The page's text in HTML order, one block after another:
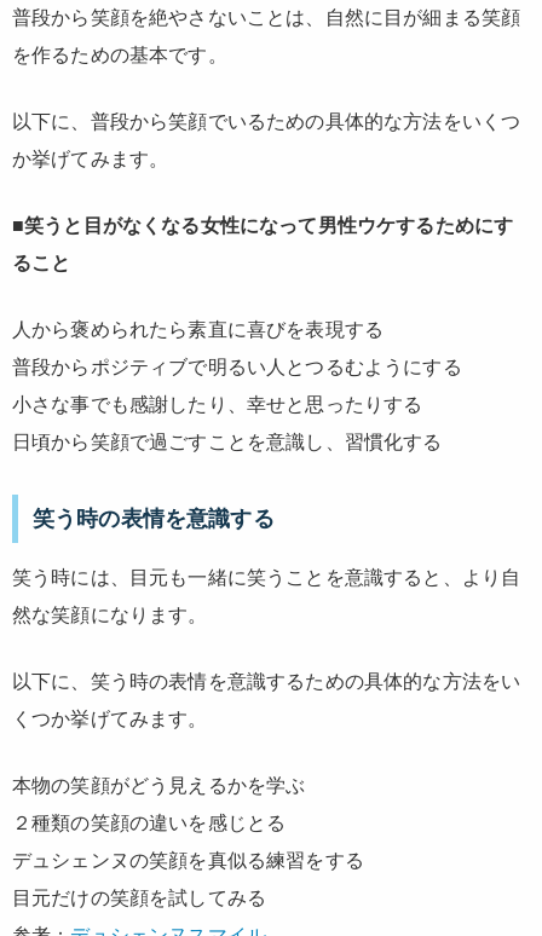
普段から笑顔を絶やさないことは、自然に目が細まる笑顔
を作るための基本です。
以下に、普段から笑顔でいるための具体的な方法をいくつ
か挙げてみます。
■笑うと目がなくなる女性になって男性ウケするためにす
ること
人から褒められたら素直に喜びを表現する
普段からポジティブで明るい人とつるむようにする
小さな事でも感謝したり、幸せと思ったりする
日頃から笑顔で過ごすことを意識し、習慣化する
笑う時の表情を意識する
笑う時には、目元も一緒に笑うことを意識すると、より自
然な笑顔になります。
以下に、笑う時の表情を意識するための具体的な方法をい
くつか挙げてみます。
本物の笑顔がどう見えるかを学ぶ
２種類の笑顔の違いを感じとる
デュシェンヌの笑顔を真似る練習をする
目元だけの笑顔を試してみる